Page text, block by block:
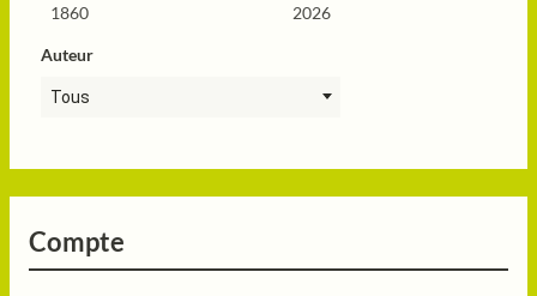
1860 2026
Auteur
Tous
Compte